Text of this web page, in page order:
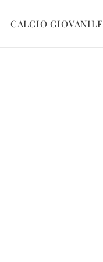
CALCIO GIOVANILE